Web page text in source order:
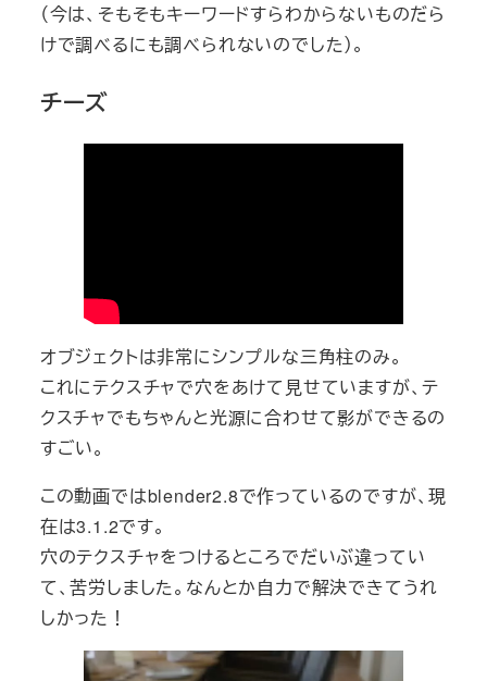
（今は、そもそもキーワードすらわからないものだら
けで調べるにも調べられないのでした）。
チーズ
オブジェクトは非常にシンプルな三角柱のみ。
これにテクスチャで穴をあけて見せていますが、テ
クスチャでもちゃんと光源に合わせて影ができるの
すごい。
この動画ではblender2.8で作っているのですが、現
在は3.1.2です。
穴のテクスチャをつけるところでだいぶ違ってい
て、苦労しました。なんとか自力で解決できてうれ
しかった！